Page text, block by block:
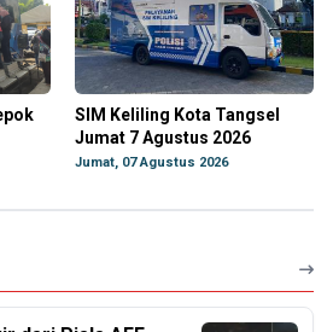
SIM Keliling Kota Tangsel
Jumat 7 Agustus 2026
Jumat, 07 Agustus 2026